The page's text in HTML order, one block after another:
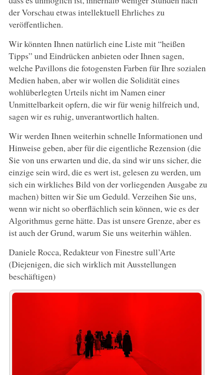
der Vorschau etwas intellektuell Ehrliches zu
veröffentlichen.
Wir könnten Ihnen natürlich eine Liste mit “heißen
Tipps” und Eindrücken anbieten oder Ihnen sagen,
welche Pavillons die fotogensten Farben für Ihre sozialen
Medien haben, aber wir wollen die Solidität eines
wohlüberlegten Urteils nicht im Namen einer
Unmittelbarkeit opfern, die wir für wenig hilfreich und,
sagen wir es ruhig, unverantwortlich halten.
Wir werden Ihnen weiterhin schnelle Informationen und
Hinweise geben, aber für die eigentliche Rezension (die
Sie von uns erwarten und die, da sind wir uns sicher, die
einzige sein wird, die es wert ist, gelesen zu werden, um
sich ein wirkliches Bild von der vorliegenden Ausgabe zu
machen) bitten wir Sie um Geduld. Verzeihen Sie uns,
wenn wir nicht so oberflächlich sein können, wie es der
Algorithmus gerne hätte. Das ist unsere Grenze, aber es
ist auch der Grund, warum Sie uns weiterhin wählen.
Daniele Rocca, Redakteur von Finestre sull’Arte
(Diejenigen, die sich wirklich mit Ausstellungen
beschäftigen)